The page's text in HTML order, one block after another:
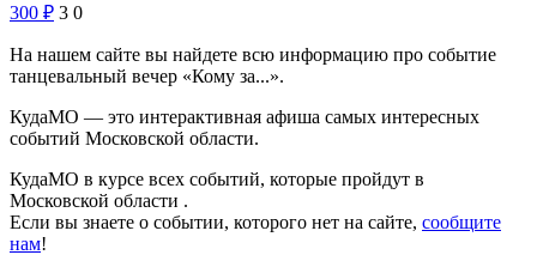
300 ₽ 3 0
На нашем сайте вы найдете всю информацию про событие
танцевальный вечер «Кому за...».
КудаМО — это интерактивная афиша самых интересных
событий Московской области.
КудаМО в курсе всех событий, которые пройдут в
Московской области .
Если вы знаете о событии, которого нет на сайте, сообщите
нам!